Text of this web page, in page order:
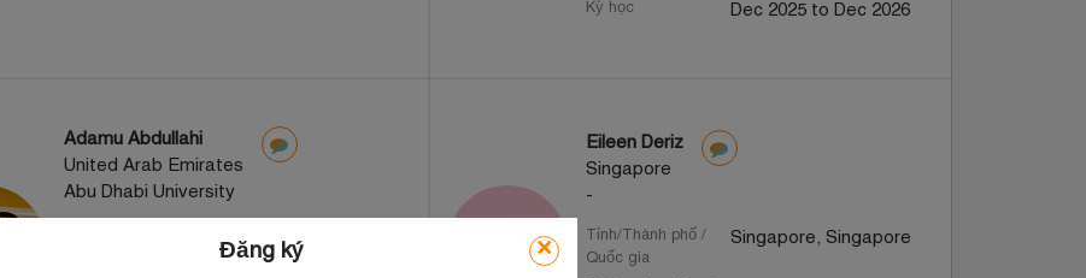
Kỳ học Dec 2025 to Dec 2026
Adamu Abdullahi
United Arab Emirates
Abu Dhabi University
Emirates
Eileen Deriz
Singapore
-
Tỉnh/Thành phố /
Quốc gia
Singapore, Singapore
Đăng ký ×